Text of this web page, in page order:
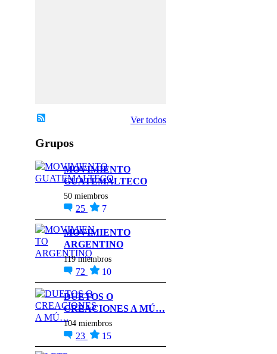
Ver todos
Grupos
MOVIMIENTO
GUATEMALTECO
50 miembros
25 7
MOVIMIENTO
ARGENTINO
119 miembros
72 10
DUETOS O
CREACIONES A MÚ…
104 miembros
23 15